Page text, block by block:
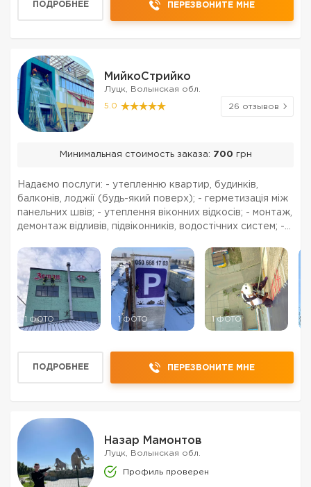
ПОДРОБНЕЕ ПЕРЕЗВОНИТЕ МНЕ
МийкоСтрийко
Луцк, Волынская обл.
5.0 26 отзывов
Минимальная стоимость заказа: 700 грн
Надаємо послуги: - утепленню квартир, будинків,
балконів, лоджії (будь-який поверх); - герметизація між
панельних швів; - утеплення віконних відкосів; - монтаж,
демонтаж відливів, підвіконників, водостічних систем; -
підшиви (квартири, будинки);...
1 ФОТО 1 ФОТО 1 ФОТО
ПОДРОБНЕЕ ПЕРЕЗВОНИТЕ МНЕ
Назар Мамонтов
Луцк, Волынская обл.
Профиль проверен